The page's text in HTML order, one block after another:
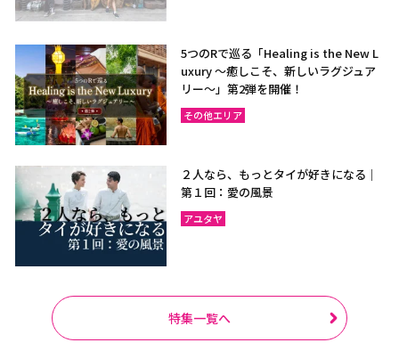
5つのRで巡る「Healing is the New L
uxury ～癒しこそ、新しいラグジュア
リー〜」第2弾を開催！
その他エリア
２人なら、もっとタイが好きになる｜
第１回：愛の風景
アユタヤ
特集一覧へ